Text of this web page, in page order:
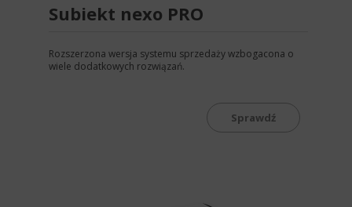
Subiekt nexo PRO
Rozszerzona wersja systemu sprzedaży wzbogacona o
wiele dodatkowych rozwiązań.
Sprawdź